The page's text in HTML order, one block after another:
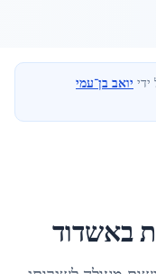
יואב בן־עמי
באשדוד